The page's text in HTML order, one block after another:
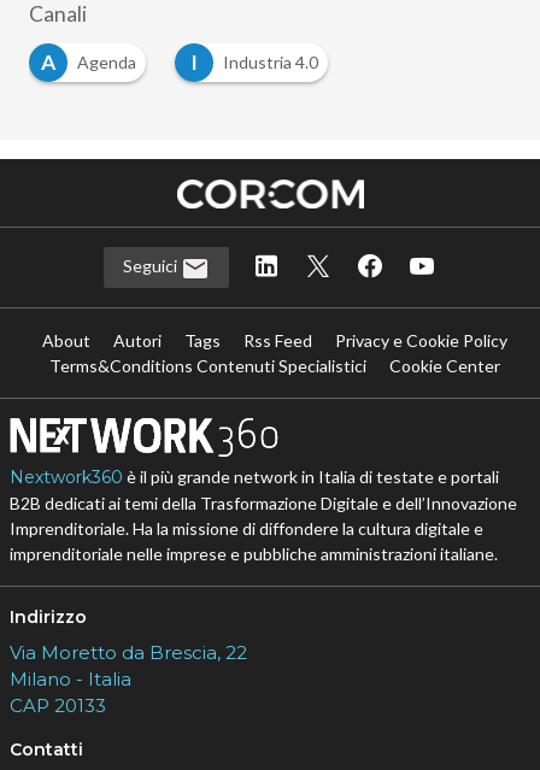
Canali
A
Agenda I Industria 4.0
Seguici
About Autori Tags Rss Feed
Privacy e Cookie Policy
Terms&Conditions Contenuti Specialistici
Cookie Center
Nextwork360 è il più grande network in Italia di testate e portali
B2B dedicati ai temi della Trasformazione Digitale e dell’Innovazione
Imprenditoriale. Ha la missione di diffondere la cultura digitale e
imprenditoriale nelle imprese e pubbliche amministrazioni italiane.
Indirizzo
Via Moretto da Brescia, 22
Milano - Italia
CAP 20133
Contatti